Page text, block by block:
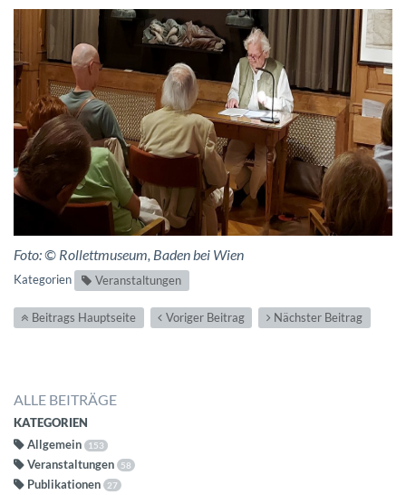
Foto: © Rollettmuseum, Baden bei Wien
Kategorien Veranstaltungen
Beitrags Hauptseite Voriger Beitrag Nächster Beitrag
ALLE BEITRÄGE
KATEGORIEN
Allgemein 153
Veranstaltungen 58
Publikationen 27